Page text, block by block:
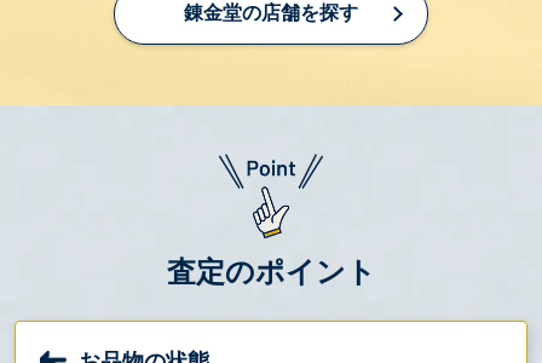
錬金堂の店舗を探す
査定のポイント